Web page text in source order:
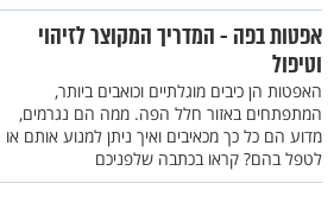
אפטות בפה - המדריך המקוצר לזיהוי
וטיפול
האפטות הן כיבים מוגלתיים וכואבים ביותר,
המתפתחים באזור חלל הפה. ממה הם נגרמים,
מדוע הם כל כך מכאיבים ואיך ניתן למנוע אותם או
לטפל בהם? קראו בכתבה שלפניכם